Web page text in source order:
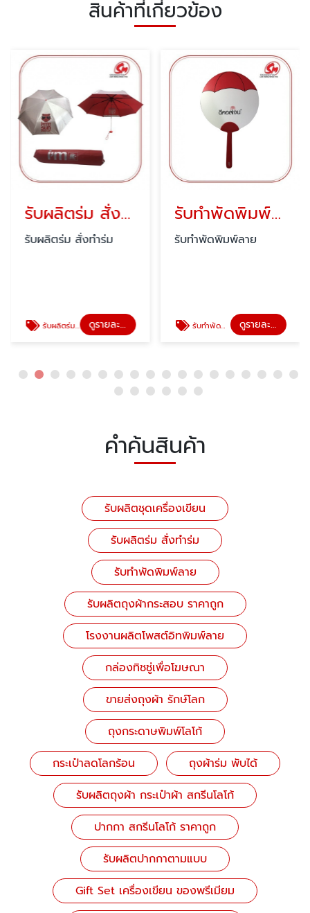
สินค้าที่เกี่ยวข้อง
รับผลิตร่ม สั่งทำร่ม
รับผลิตร่ม สั่งทำร่ม
รับผลิตร่ม สั่งทำร่ม ดูรายละเอียด
รับทำพัดพิมพ์ลาย
รับทำพัดพิมพ์ลาย
รับทำพัดพิมพ์ลาย ดูรายละเอียด
คำค้นสินค้า
รับผลิตชุดเครื่องเขียน
รับผลิตร่ม สั่งทำร่ม
รับทำพัดพิมพ์ลาย
รับผลิตถุงผ้ากระสอบ ราคาถูก
โรงงานผลิตโพสต์อิทพิมพ์ลาย
กล่องทิชชู่เพื่อโฆษณา
ขายส่งถุงผ้า รักษ์โลก
ถุงกระดาษพิมพ์โลโก้
กระเป๋าลดโลกร้อน
ถุงผ้าร่ม พับได้
รับผลิตถุงผ้า กระเป๋าผ้า สกรีนโลโก้
ปากกา สกรีนโลโก้ ราคาถูก
รับผลิตปากกาตามแบบ
Gift Set เครื่องเขียน ของพรีเมียม